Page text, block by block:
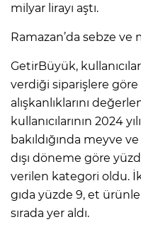
milyar lirayı aştı.
Ramazan’da sebze
GetirBüyük,
verdiği siparişlere
alışkanlıklarını
kullanıcılarının 2024
bakıldığında meyve
dışı döneme göre
verilen kategori oldu.
gıda yüzde 9, et
sırada yer aldı.